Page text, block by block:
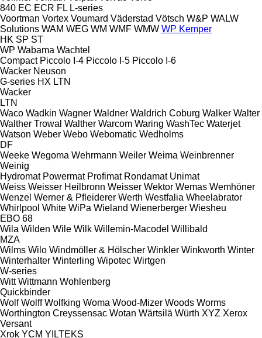
840 EC ECR FL L-series
Voortman Vortex Voumard Väderstad Vötsch W&P WALW
Solutions WAM WEG WM WMF WMW WP Kemper
HK SP ST
WP Wabama Wachtel
Compact Piccolo I-4 Piccolo I-5 Piccolo I-6
Wacker Neuson
G-series HX LTN
Wacker
LTN
Waco Wadkin Wagner Waldner Waldrich Coburg Walker Walter
Walther Trowal Walther Warcom Waring WashTec Waterjet
Watson Weber Webo Webomatic Wedholms
DF
Weeke Wegoma Wehrmann Weiler Weima Weinbrenner
Weinig
Hydromat Powermat Profimat Rondamat Unimat
Weiss Weisser Heilbronn Weisser Wektor Wemas Wemhöner
Wenzel Werner & Pfleiderer Werth Westfalia Wheelabrator
Whirlpool White WiPa Wieland Wienerberger Wiesheu
EBO 68
Wila Wilden Wile Wilk Willemin-Macodel Willibald
MZA
Wilms Wilo Windmöller & Hölscher Winkler Winkworth Winter
Winterhalter Winterling Wipotec Wirtgen
W-series
Witt Wittmann Wohlenberg
Quickbinder
Wolf Wolff Wolfking Woma Wood-Mizer Woods Worms
Worthington Creyssensac Wotan Wärtsilä Würth XYZ Xerox
Versant
Xrok YCM YILTEKS